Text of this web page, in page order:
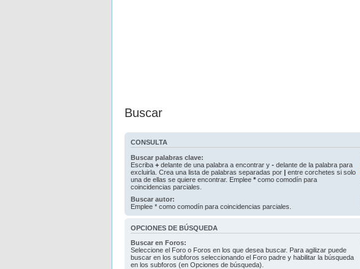
Buscar
CONSULTA
Buscar palabras clave:
Escriba + delante de una palabra a encontrar y - delante de la palabra para
excluirla. Crea una lista de palabras separadas por | entre corchetes si solo
una de ellas se quiere encontrar. Emplee * como comodín para
coincidencias parciales.
Buscar autor:
Emplee * como comodín para coincidencias parciales.
OPCIONES DE BÚSQUEDA
Buscar en Foros:
Seleccione el Foro o Foros en los que desea buscar. Para agilizar puede
buscar en los subforos seleccionando el Foro padre y habilitar la búsqueda
en los subforos (en Opciones de búsqueda).